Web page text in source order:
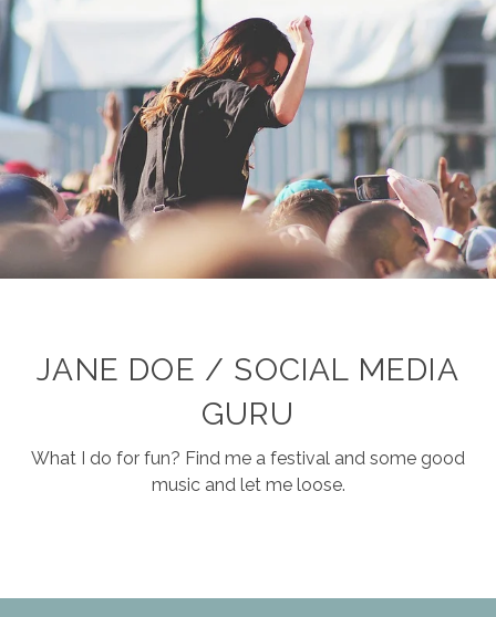
JANE DOE / SOCIAL MEDIA
GURU
What I do for fun? Find me a festival and some good
music and let me loose.